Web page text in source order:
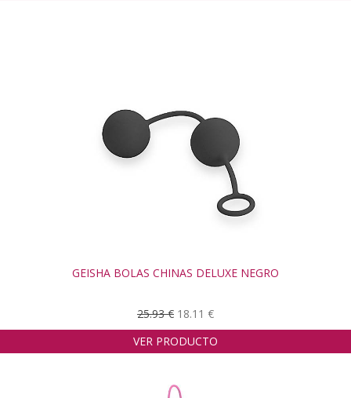
GEISHA BOLAS CHINAS DELUXE NEGRO
25.93 € 18.11 €
VER PRODUCTO